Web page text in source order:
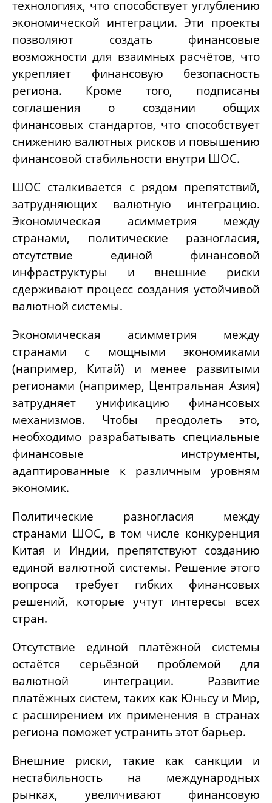
технологиях, что способствует углублению
экономической интеграции. Эти проекты
позволяют создать финансовые
возможности для взаимных расчётов, что
укрепляет финансовую безопасность
региона. Кроме того, подписаны
соглашения о создании общих
финансовых стандартов, что способствует
снижению валютных рисков и повышению
финансовой стабильности внутри ШОС.
ШОС сталкивается с рядом препятствий,
затрудняющих валютную интеграцию.
Экономическая асимметрия между
странами, политические разногласия,
отсутствие единой финансовой
инфраструктуры и внешние риски
сдерживают процесс создания устойчивой
валютной системы.
Экономическая асимметрия между
странами с мощными экономиками
(например, Китай) и менее развитыми
регионами (например, Центральная Азия)
затрудняет унификацию финансовых
механизмов. Чтобы преодолеть это,
необходимо разрабатывать специальные
финансовые инструменты,
адаптированные к различным уровням
экономик.
Политические разногласия между
странами ШОС, в том числе конкуренция
Китая и Индии, препятствуют созданию
единой валютной системы. Решение этого
вопроса требует гибких финансовых
решений, которые учтут интересы всех
стран.
Отсутствие единой платёжной системы
остаётся серьёзной проблемой для
валютной интеграции. Развитие
платёжных систем, таких как Юньсу и Мир,
с расширением их применения в странах
региона поможет устранить этот барьер.
Внешние риски, такие как санкции и
нестабильность на международных
рынках, увеличивают финансовую